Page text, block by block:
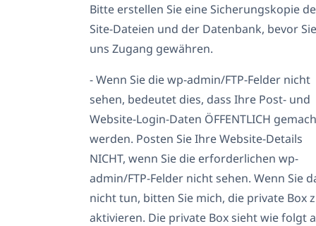
Bitte erstellen Sie eine Sicherungskopie
Site-Dateien und der Datenbank, bevor Sie
uns Zugang gewähren.
- Wenn Sie die wp-admin/FTP-Felder nicht
sehen, bedeutet dies, dass Ihre Post- und
Website-Login-Daten ÖFFENTLICH
werden. Posten Sie Ihre Website-Details
NICHT, wenn Sie die erforderlichen wp-
admin/FTP-Felder nicht sehen. Wenn Sie
nicht tun, bitten Sie mich, die private Box
aktivieren. Die private Box sieht wie folgt